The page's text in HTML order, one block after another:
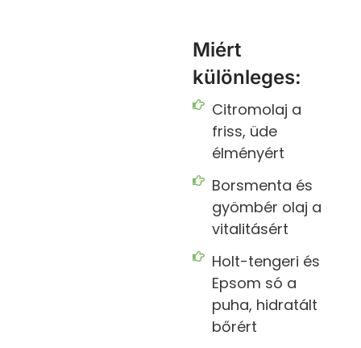
Miért
különleges:
Citromolaj a
friss, üde
élményért
Borsmenta és
gyömbér olaj a
vitalitásért
Holt-tengeri és
Epsom só a
puha, hidratált
bőrért